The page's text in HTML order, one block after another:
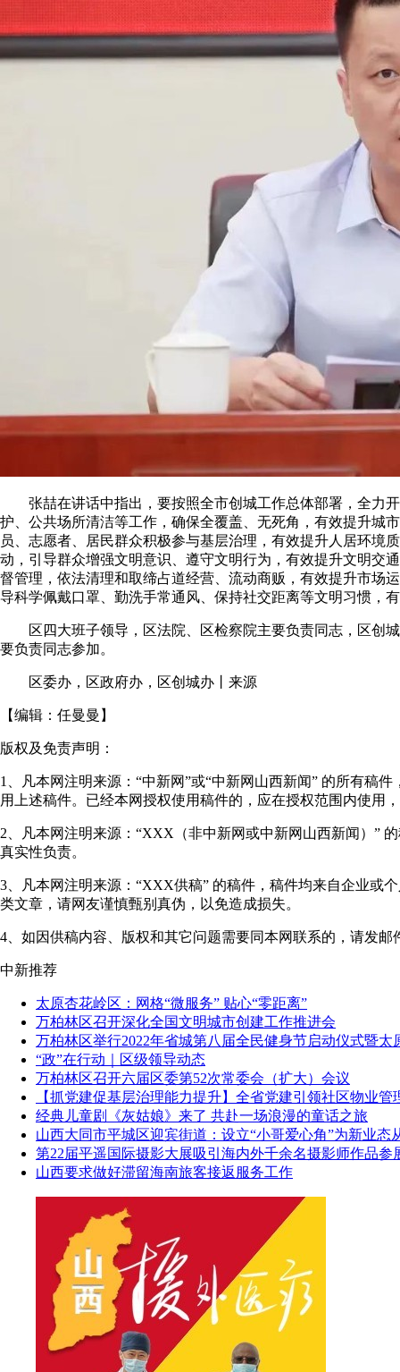
张喆在讲话中指出，要按照全市创城工作总体部署，全力开
护、公共场所清洁等工作，确保全覆盖、无死角，有效提升城
员、志愿者、居民群众积极参与基层治理，有效提升人居环境
动，引导群众增强文明意识、遵守文明行为，有效提升文明交
督管理，依法清理和取缔占道经营、流动商贩，有效提升市场
导科学佩戴口罩、勤洗手常通风、保持社交距离等文明习惯，
区四大班子领导，区法院、区检察院主要负责同志，区创城
要负责同志参加。
区委办，区政府办，区创城办丨来源
【编辑： 任曼曼 】
版权及免责声明：
1、凡本网注明来源：“中新网”或“中新网山西新闻” 的所有稿
用上述稿件。已经本网授权使用稿件的，应在授权范围内使用
2、凡本网注明来源：“XXX（非中新网或中新网山西新闻）”
真实性负责。
3、凡本网注明来源：“XXX供稿” 的稿件，稿件均来自企业或
类文章，请网友谨慎甄别真伪，以免造成损失。
4、如因供稿内容、版权和其它问题需要同本网联系的，请发邮
中新推荐
太原杏花岭区：网格“微服务” 贴心“零距离”
万柏林区召开深化全国文明城市创建工作推进会
万柏林区举行2022年省城第八届全民健身节启动仪式暨
“政”在行动｜区级领导动态
万柏林区召开六届区委第52次常委会（扩大）会议
【抓党建促基层治理能力提升】全省党建引领社区物业
经典儿童剧《灰姑娘》来了 共赴一场浪漫的童话之旅
山西大同市平城区迎宾街道：设立“小哥爱心角”为新业态
第22届平遥国际摄影大展吸引海内外千余名摄影师作品参
山西要求做好滞留海南旅客接返服务工作